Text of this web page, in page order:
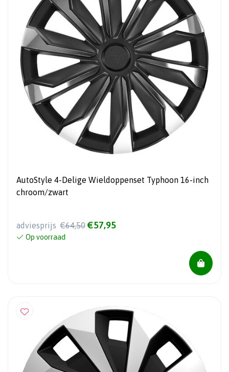
AutoStyle 4-Delige Wieldoppenset Typhoon 16-inch
chroom/zwart
adviesprijs €64,50 €57,95
Op voorraad